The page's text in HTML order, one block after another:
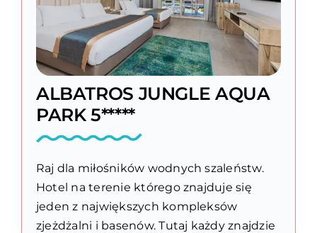
ALBATROS JUNGLE AQUA
PARK 5*****
Raj dla miłośników wodnych szaleństw.
Hotel na terenie którego znajduje się
jeden z największych kompleksów
zjeżdżalni i basenów. Tutaj każdy znajdzie